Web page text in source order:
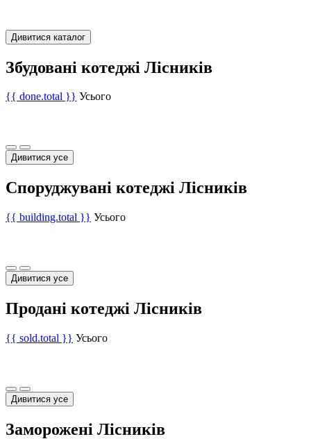
Дивитися каталог
Збудовані котеджі Лісників
{{ done.total }} Усього
Дивитися усе
Споруджувані котеджі Лісників
{{ building.total }} Усього
Дивитися усе
Продані котеджі Лісників
{{ sold.total }} Усього
Дивитися усе
Заморожені Лісників